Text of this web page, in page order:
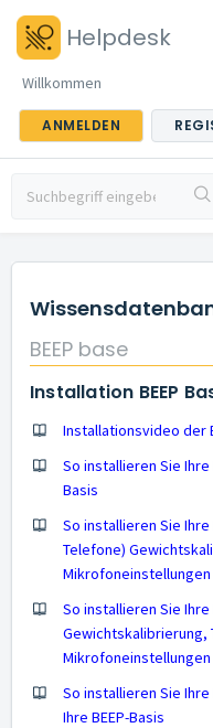
Helpdesk
Willkommen
ANMELDEN
BEEP base
Installation BEEP
Installationsvideo der
So installieren Sie Ihre
Basis
So installieren Sie Ihre
Telefone)
Mikrofoneinstellungen
So installieren Sie Ihre
Gewichtskalibrierung,
Mikrofoneinstellungen
So installieren Sie Ihre
Ihre BEEP-Basis